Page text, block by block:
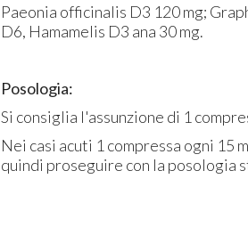
Paeonia officinalis D3 120 mg;
D6, Hamamelis D3 ana 30 mg.
Posologia:
Si consiglia l'assunzione di 1
Nei casi acuti 1 compressa ogni 15
quindi proseguire con la posologia